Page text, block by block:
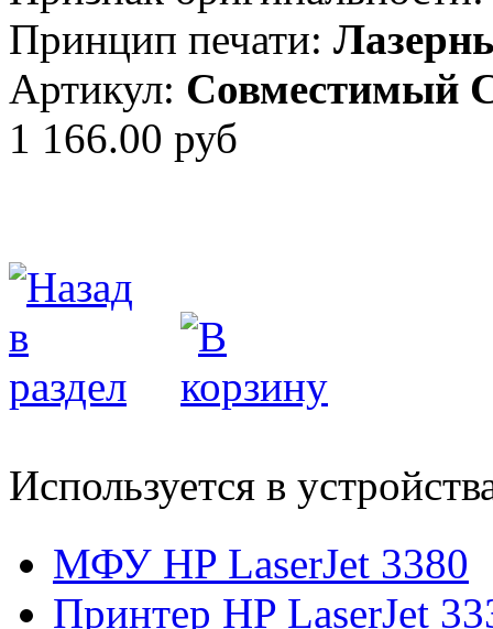
Принцип печати:
Артикул: Совместимый
1 166.00 руб
Используется в
МФУ HP LaserJet 3380
Принтер HP LaserJet